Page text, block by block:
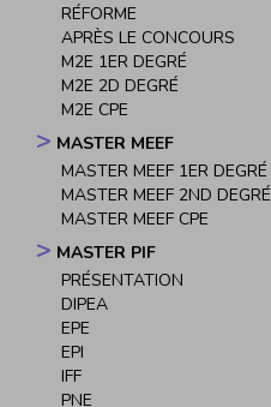
RÉFORME
APRÈS LE CONCOURS
M2E 1ER DEGRÉ
M2E 2D DEGRÉ
M2E CPE
MASTER MEEF
MASTER MEEF 1ER DEGRÉ
MASTER MEEF 2ND DEGRÉ
MASTER MEEF CPE
MASTER PIF
PRÉSENTATION
DIPEA
EPE
EPI
IFF
PNE